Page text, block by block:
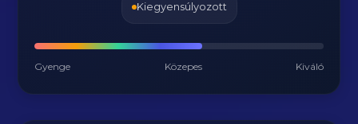
Kiegyensúlyozott
Gyenge Közepes Kiváló